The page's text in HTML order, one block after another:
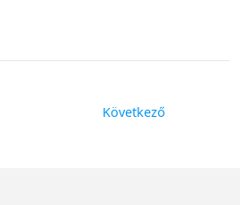
Következő